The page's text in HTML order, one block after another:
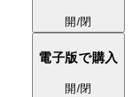
開/閉
電子版で購入
開/閉